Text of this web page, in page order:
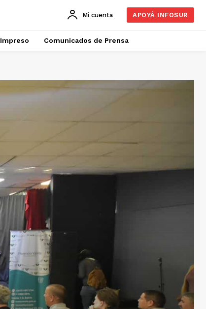
Mi cuenta APOYÁ INFOSUR
Impreso Comunicados de Prensa